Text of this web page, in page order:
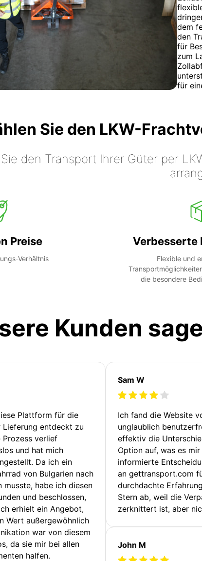
dem
den
für
zum
für
Sie den LKW-
den Transport Ihrer Güter per
Preise
Verhältnis
Verbesserte
Flexible und
die besondere
Kunden
Plattform für die
Lieferung entdeckt zu
Prozess verlief
und hat mich
Da ich ein
von Bulgarien nach
musste, habe ich diesen
und beschlossen,
erhielt ein Angebot,
Wert außergewöhnlich
war von diesem
da sie mir bei allen
halfen.
Sam W
Ich fand die Website
unglaublich
effektiv die
Option auf, was es
informierte
an gettransport.com
durchdachte
Stern ab, weil die
zerknittert ist, aber
John M